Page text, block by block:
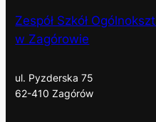
Zespół Szkół
w Zagórowie
ul. Pyzderska 75
62-410 Zagórów